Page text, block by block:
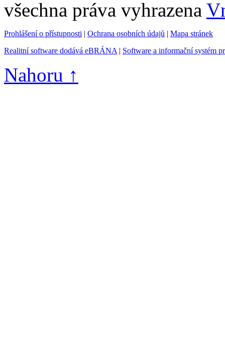
všechna práva vyhrazena
Prohlášení o přístupnosti | Ochrana osobních údajů | Mapa stránek
Realitní software dodává eBRÁNA | Software a informační systém
Nahoru ↑